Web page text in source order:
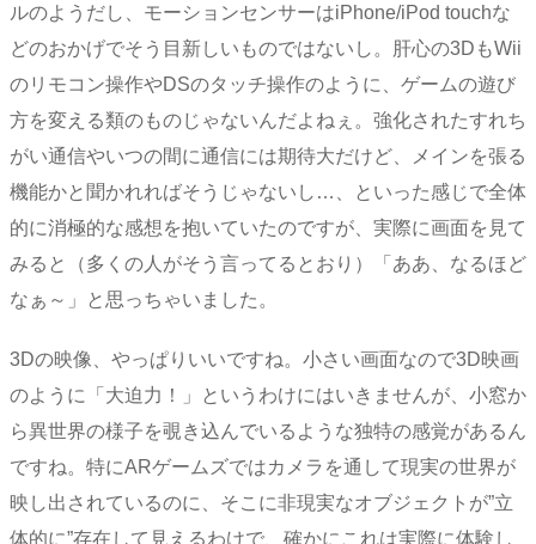
ルのようだし、モーションセンサーはiPhone/iPod touchな
どのおかげでそう目新しいものではないし。肝心の3DもWii
のリモコン操作やDSのタッチ操作のように、ゲームの遊び
方を変える類のものじゃないんだよねぇ。強化されたすれち
がい通信やいつの間に通信には期待大だけど、メインを張る
機能かと聞かれればそうじゃないし…、といった感じで全体
的に消極的な感想を抱いていたのですが、実際に画面を見て
みると（多くの人がそう言ってるとおり）「ああ、なるほど
なぁ～」と思っちゃいました。
3Dの映像、やっぱりいいですね。小さい画面なので3D映画
のように「大迫力！」というわけにはいきませんが、小窓か
ら異世界の様子を覗き込んでいるような独特の感覚があるん
ですね。特にARゲームズではカメラを通して現実の世界が
映し出されているのに、そこに非現実なオブジェクトが”立
体的に”存在して見えるわけで、確かにこれは実際に体験し